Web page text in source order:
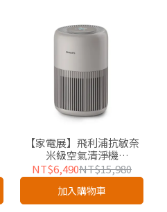
【家電展】飛利浦抗敏奈
米級空氣清淨機
(AC0921/84)-適用12坪
NT$6,490NT$15,980
加入購物車